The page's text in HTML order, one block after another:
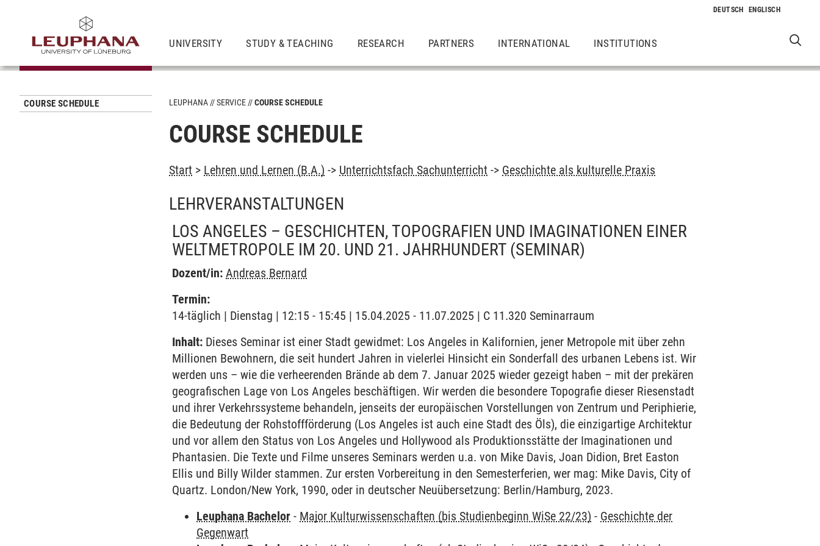
UNIVERSITY STUDY & TEACHING RESEARCH PARTNERS INTERNATIONAL INSTITUTIONS
COURSE SCHEDULE LEUPHANA SERVICE COURSE SCHEDULE
COURSE SCHEDULE
Start > Lehren und Lernen (B.A.) -> Unterrichtsfach Sachunterricht -> Geschichte als kulturelle Praxis
LEHRVERANSTALTUNGEN
LOS ANGELES – GESCHICHTEN, TOPOGRAFIEN UND IMAGINATIONEN EINER
WELTMETROPOLE IM 20. UND 21. JAHRHUNDERT (SEMINAR)
Dozent/in: Andreas Bernard
Termin:
14-täglich | Dienstag | 12:15 - 15:45 | 15.04.2025 - 11.07.2025 | C 11.320 Seminarraum
Inhalt: Dieses Seminar ist einer Stadt gewidmet: Los Angeles in Kalifornien, jener Metropole mit über zehn
Millionen Bewohnern, die seit hundert Jahren in vielerlei Hinsicht ein Sonderfall des urbanen Lebens ist. Wir
werden uns – wie die verheerenden Brände ab dem 7. Januar 2025 wieder gezeigt haben – mit der prekären
geografischen Lage von Los Angeles beschäftigen. Wir werden die besondere Topografie dieser Riesenstadt
und ihrer Verkehrssysteme behandeln, jenseits der europäischen Vorstellungen von Zentrum und Periphierie,
die Bedeutung der Rohstoffförderung (Los Angeles ist auch eine Stadt des Öls), die einzigartige Architektur
und vor allem den Status von Los Angeles und Hollywood als Produktionsstätte der Imaginationen und
Phantasien. Die Texte und Filme unseres Seminars werden u.a. von Mike Davis, Joan Didion, Bret Easton
Ellis und Billy Wilder stammen. Zur ersten Vorbereitung in den Semesterferien, wer mag: Mike Davis, City of
Quartz. London/New York, 1990, oder in deutscher Neuübersetzung: Berlin/Hamburg, 2023.
Leuphana Bachelor - Major Kulturwissenschaften (bis Studienbeginn WiSe 22/23) - Geschichte der
Gegenwart